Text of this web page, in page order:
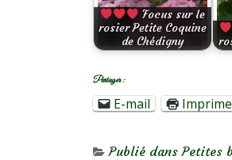
Focus sur le
rosier Petite Coquine
de Chédigny
Partager :
E-mail
Publié dansPetites